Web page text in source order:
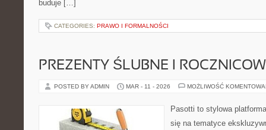
buduje […]
CATEGORIES: PRAWO I FORMALNOŚCI
PREZENTY ŚLUBNE I
POSTED BY ADMIN MAR - 11 - 2026 MOŻLIWOŚĆ
Pasotti to stylowa
się na tematyce